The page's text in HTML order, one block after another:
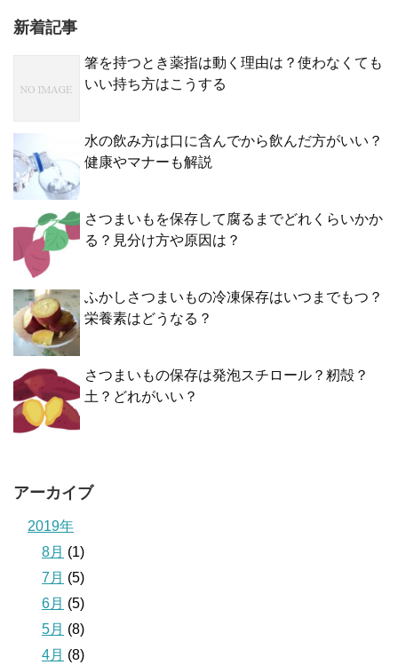
新着記事
箸を持つとき薬指は動く理由は？使わなくても
いい持ち方はこうする
水の飲み方は口に含んでから飲んだ方がいい？
健康やマナーも解説
さつまいもを保存して腐るまでどれくらいかか
る？見分け方や原因は？
ふかしさつまいもの冷凍保存はいつまでもつ？
栄養素はどうなる？
さつまいもの保存は発泡スチロール？籾殻？
土？どれがいい？
アーカイブ
2019年
8月 (1)
7月 (5)
6月 (5)
5月 (8)
4月 (8)